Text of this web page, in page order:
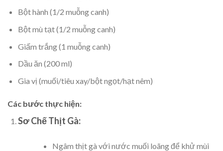
Bột hành (1/2 muỗng canh)
Bột mù tạt (1/2 muỗng canh)
Giấm trắng (1 muỗng canh)
Dầu ăn (200 ml)
Gia vị (muối/tiêu xay/bột ngọt/hạt nêm)
Các bước thực hiện:
Sơ Chế Thịt Gà:
Ngâm thịt gà với nước muối loãng để khử mùi